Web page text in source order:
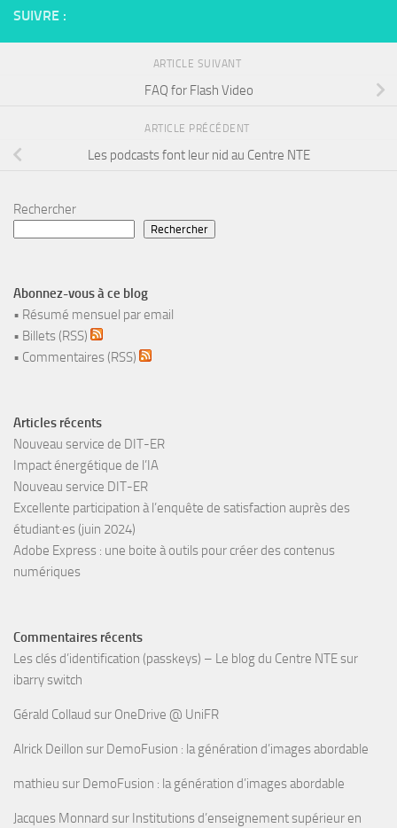
SUIVRE :
ARTICLE SUIVANT
FAQ for Flash Video
ARTICLE PRÉCÉDENT
Les podcasts font leur nid au Centre NTE
Rechercher
Rechercher
Abonnez-vous à ce blog
• Résumé mensuel par email
• Billets (RSS)
• Commentaires (RSS)
Articles récents
Nouveau service de DIT-ER
Impact énergétique de l’IA
Nouveau service DIT-ER
Excellente participation à l’enquête de satisfaction auprès des
étudiant·es (juin 2024)
Adobe Express : une boite à outils pour créer des contenus
numériques
Commentaires récents
Les clés d’identification (passkeys) – Le blog du Centre NTEsur
ibarry switch
Gérald Collaud sur OneDrive @ UniFR
Alrick Deillon sur DemoFusion : la génération d’images abordable
mathieu sur DemoFusion : la génération d’images abordable
Jacques Monnard sur Institutions d’enseignement supérieur en